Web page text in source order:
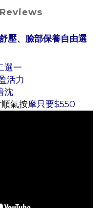
壓、臉部保養自由選
選一
活力
沈
氣按摩只要$550